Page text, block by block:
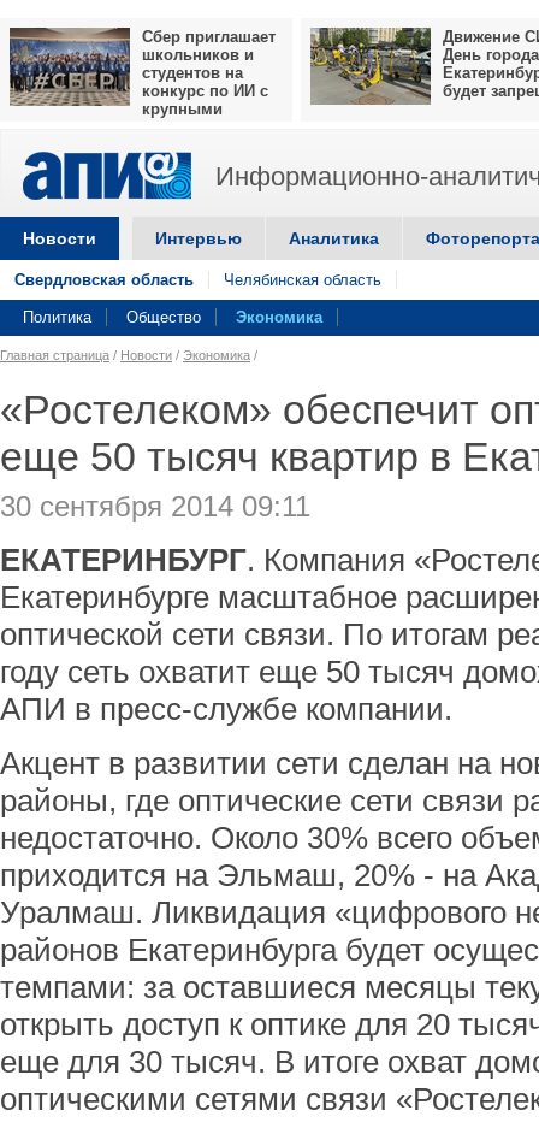
Сбер приглашает
школьников и
студентов на
конкурс по ИИ с
крупными
Движение
День города
будет
Информационно-
Новости Интервью Аналитика
Свердловская область Челябинская область
Политика Общество Экономика
Главная страница / Новости / Экономика /
«Ростелеком» обеспечит
еще 50 тысяч квартир в
30 сентября 2014 09:11
ЕКАТЕРИНБУРГ. Компания
Екатеринбурге масштабное
оптической сети связи. По итогам
году сеть охватит еще 50 тысяч
АПИ в пресс-службе компании.
Акцент в развитии сети сделан на
районы, где оптические сети связи
недостаточно. Около 30% всего
приходится на Эльмаш, 20% - на
Уралмаш. Ликвидация «цифрового
районов Екатеринбурга будет
темпами: за оставшиеся месяцы
открыть доступ к оптике для 20
еще для 30 тысяч. В итоге охват
оптическими сетями связи